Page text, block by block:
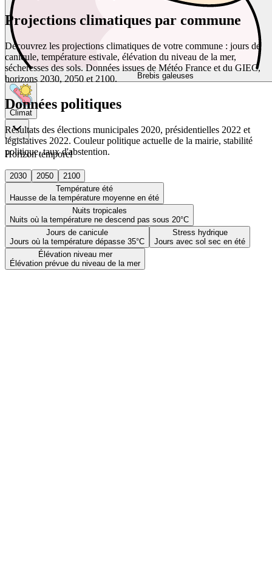
Brebis galeuses
Climat
Horizon temporel
2030 2050
2100
Température été
Hausse de la température moyenne en été
Nuits tropicales
Nuits où la température ne descend pas sous 20°C
Jours de canicule
Jours où la température dépasse 35°C
Stress hydrique
Jours avec sol sec en été
Élévation niveau mer
Élévation prévue du niveau de la mer
Projections climatiques par commune
Découvrez les projections climatiques de votre commune : jours de
canicule, température estivale, élévation du niveau de la mer,
sécheresses des sols. Données issues de Météo France et du GIEC,
horizons 2030, 2050 et 2100.
Données politiques
Résultats des élections municipales 2020, présidentielles 2022 et
législatives 2022. Couleur politique actuelle de la mairie, stabilité
politique, taux d'abstention.